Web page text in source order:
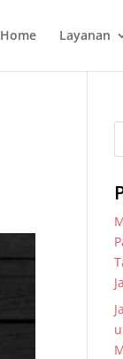
Home Layanan